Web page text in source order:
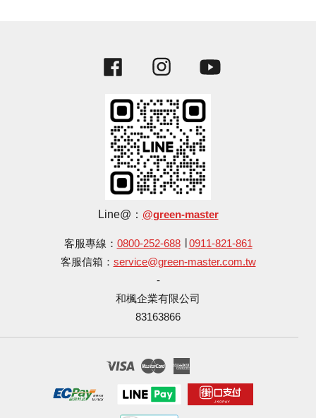
Facebook Instagram
Line@： @green-master
客服專線： 0800-252-688∣ 0911-821-861
客服信箱： service@green-master.com.tw
-
和楓企業有限公司
83163866
Visa Master